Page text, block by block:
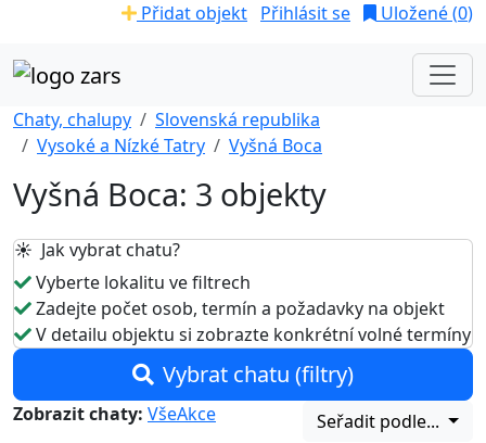
Přidat objekt Přihlásit se Uložené (0)
Chaty, chalupy
Slovenská republika
Vysoké a Nízké Tatry
Vyšná Boca
Vyšná Boca: 3 objekty
☀️ Jak vybrat chatu?
Vyberte lokalitu ve filtrech
Zadejte počet osob, termín a požadavky na objekt
V detailu objektu si zobrazte konkrétní volné termíny
Vybrat chatu (filtry)
Zobrazit chaty: VšeAkce Seřadit podle...